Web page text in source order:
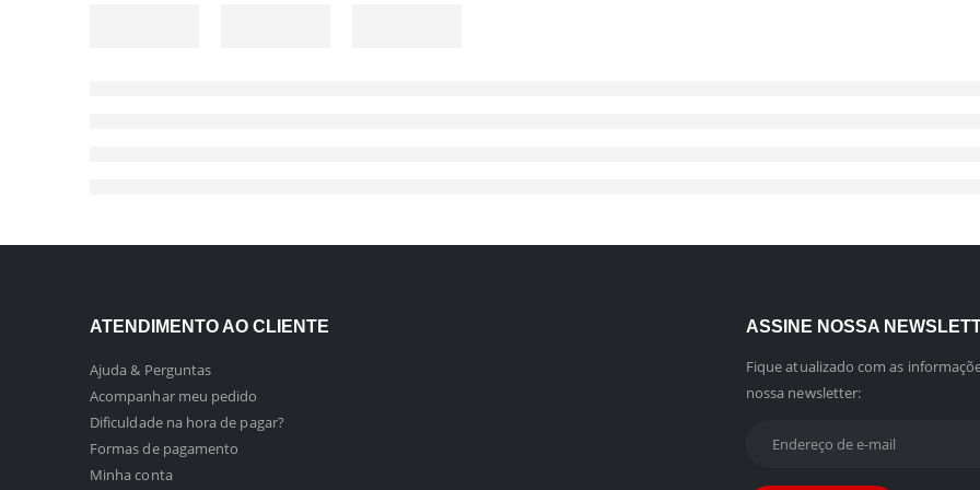
ATENDIMENTO AO CLIENTE
Ajuda & Perguntas
Acompanhar meu pedido
Dificuldade na hora de pagar?
Formas de pagamento
Minha conta
ASSINE NOSSA
Fique atualizado com as
nossa newsletter: